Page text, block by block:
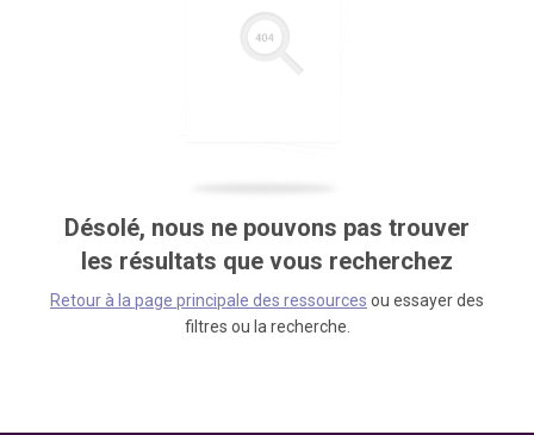
Désolé, nous ne pouvons pas trouver
les résultats que vous recherchez
Retour à la page principale des ressources ou essayer des
filtres ou la recherche.